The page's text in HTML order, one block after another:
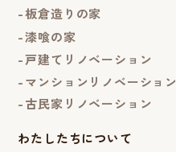
板倉造りの家
漆喰の家
戸建てリノベーション
マンションリノベーション
古民家リノベーション
わたしたちについて